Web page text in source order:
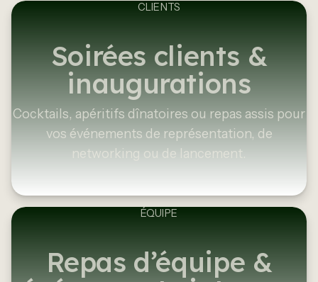
CLIENTS
Soirées clients &
inaugurations
Cocktails, apéritifs dînatoires ou repas assis pour
vos événements de représentation, de
networking ou de lancement.
ÉQUIPE
Repas d’équipe &